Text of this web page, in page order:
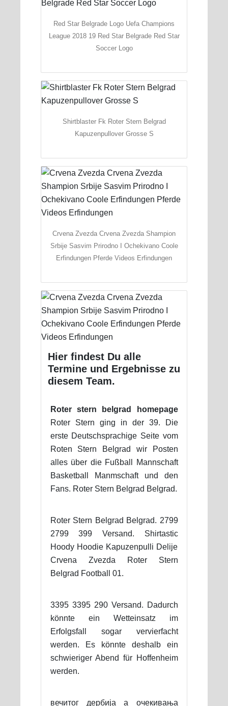
Red Star Belgrade Logo Uefa Champions
League 2018 19 Red Star Belgrade Red Star
Soccer Logo
Shirtblaster Fk Roter Stern Belgrad
Kapuzenpullover Grosse S
Crvena Zvezda Crvena Zvezda Shampion
Srbiјe Sasvim Prirodno I Ochekivano Coole
Erfindungen Pferde Videos Erfindungen
Hier findest Du alle
Termine und Ergebnisse zu
diesem Team.
Roter stern belgrad homepage
Roter Stern ging in der 39. Die
erste Deutschsprachige Seite vom
Roten Stern Belgrad wir Posten
alles über die Fußball Mannschaft
Basketball Manmschaft und den
Fans. Roter Stern Belgrad Belgrad.
Roter Stern Belgrad Belgrad. 2799
2799 399 Versand. Shirtastic
Hoody Hoodie Kapuzenpulli Delije
Crvena Zvezda Roter Stern
Belgrad Football 01.
3395 3395 290 Versand. Dadurch
könnte ein Wetteinsatz im
Erfolgsfall sogar vervierfacht
werden. Es könnte deshalb ein
schwieriger Abend für Hoffenheim
werden.
вечитог дербија а очекивања